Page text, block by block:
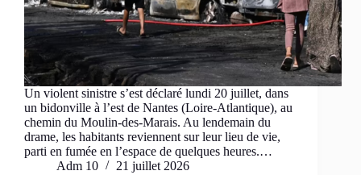
Un violent sinistre s’est déclaré lundi 20 juillet, dans
un bidonville à l’est de Nantes (Loire-Atlantique), au
chemin du Moulin-des-Marais. Au lendemain du
drame, les habitants reviennent sur leur lieu de vie,
parti en fumée en l’espace de quelques heures.…
Adm 10
21 juillet 2026